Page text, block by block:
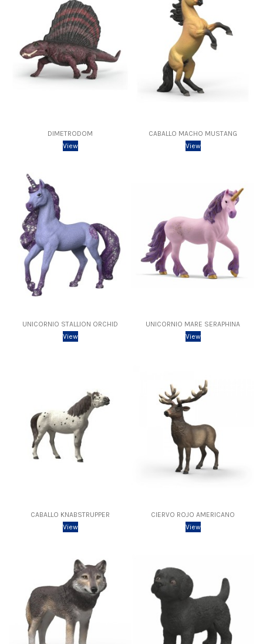
DIMETRODOM
View
CABALLO MACHO MUSTANG
View
UNICORNIO STALLION ORCHID
View
UNICORNIO MARE SERAPHINA
View
CABALLO KNABSTRUPPER
View
CIERVO ROJO AMERICANO
View